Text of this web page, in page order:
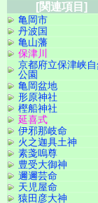
[関連項目]
亀岡市
丹波国
亀山藩
保津川
京都府立保津峡自
公園
亀岡盆地
形原神社
樫船神社
延喜式
伊邪那岐命
火之迦具土神
素戔嗚尊
豊受大御神
邇邇芸命
天児屋命
猿田彦大神